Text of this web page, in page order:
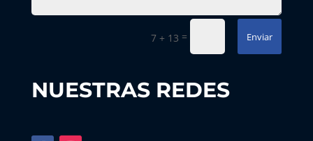
7 + 13 = Enviar
NUESTRAS REDES